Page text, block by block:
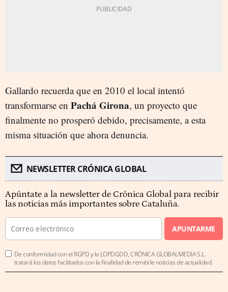
Gallardo recuerda que en 2010 el local intentó
transformarse en Pachá Girona, un proyecto que
finalmente no prosperó debido, precisamente, a esta
misma situación que ahora denuncia.
NEWSLETTER CRÓNICA GLOBAL
Apúntate a la newsletter de Crónica Global para recibir
las noticias más importantes sobre Cataluña.
APUNTARME
De conformidad con el RGPD y la LOPDGDD, CRÓNICA GLOBALMEDIA S.L.
tratará los datos facilitados con la finalidad de remitirle noticias de actualidad.